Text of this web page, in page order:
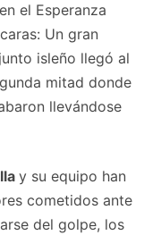
en el Esperanza
Un gran
isleño llegó al
mitad donde
llevándose
y su equipo han
cometidos ante
del golpe, los